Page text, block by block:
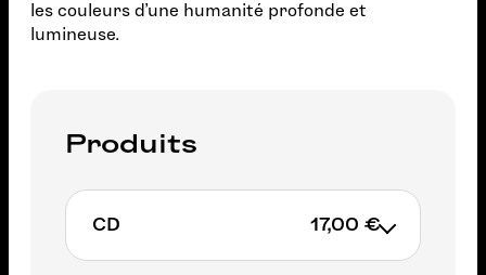
les couleurs d’une humanité profonde et
lumineuse.
Produits
CD 17,00 €